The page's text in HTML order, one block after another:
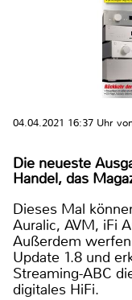
04.04.2021 16:37 Uhr
Die neueste
Handel, das
Dieses Mal
Auralic, AVM, iFi
Außerdem
Update 1.8 und
Streaming-ABC
digitales HiFi.